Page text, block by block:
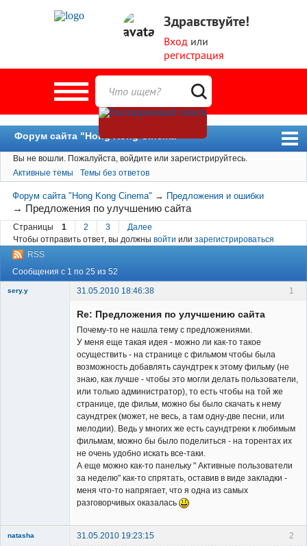
Здравствуйте!
Вход или
регистрация
Форум сайта "Hong Kong Cinema"
Форум
Новости
Пользователи
Поиск
Вы не вошли. Пожалуйста, войдите или зарегистрируйтесь.
Активные темы
Темы без ответов
Форум сайта "Hong Kong Cinema" → Предложения и ошибки
→ Предложения по улучшению сайта
Страницы 1 2 3
Далее
Чтобы отправить ответ, вы должны войти или зарегистрироваться
RSS
Сообщения с 1 по 25 из 52
1
sery.y 31.05.2010 18:46:38
Re: Предложения по улучшению сайта
Почему-то не нашла тему с предложениями.
У меня еще такая идея - можно ли как-то такое
осуществить - на странице с фильмом чтобы была
возможность добавлять саундтрек к этому фильму (не
знаю, как лучше - чтобы это могли делать пользователи,
или только администратор), то есть чтобы на той же
странице, где фильм, можно бы было скачать к нему
саундтрек (может, не весь, а там одну-две песни, или
мелодии). Ведь у многих же есть саундтреки к любимым
фильмам, можно бы было поделиться - на торентах их
не очень удобно искать все-таки.
А еще можно как-то панельку " Активные пользователи
за неделю" как-то спрятать, оставив в виде закладки -
меня что-то напрягает, что я одна из самых
разговорчивых оказалась
2
natasha 31.05.2010 19:23:15